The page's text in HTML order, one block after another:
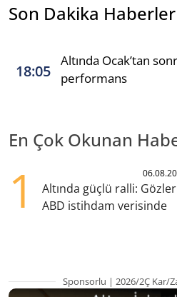
Son Dakika Haberler
18:05
Altında Ocak’tan
performans
En Çok Okunan
1
Altında güçlü ralli: Gözler
ABD istihdam verisinde
Sponsorlu | 2026/2Ç Kar/